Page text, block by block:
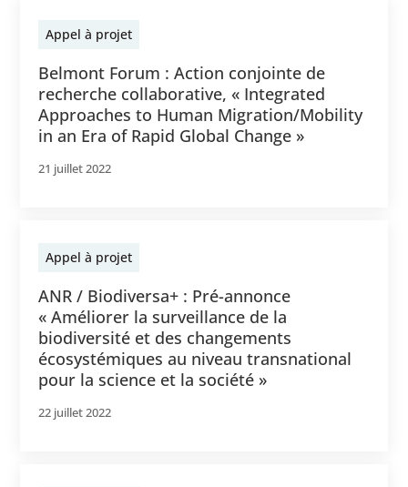
Appel à projet
Belmont Forum : Action conjointe de
recherche collaborative, « Integrated
Approaches to Human Migration/Mobility
in an Era of Rapid Global Change »
21 juillet 2022
Appel à projet
ANR / Biodiversa+ : Pré-annonce
« Améliorer la surveillance de la
biodiversité et des changements
écosystémiques au niveau transnational
pour la science et la société »
22 juillet 2022